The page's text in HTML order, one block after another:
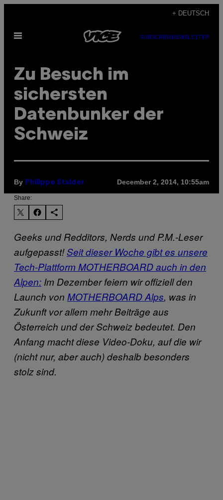
content
+ DEUTSCH
Open
SUBSCRIBENEWSLETTER
Zu Besuch im
sichersten
Datenbunker der
Schweiz
By Philippe Stalder December 2, 2014, 10:55am
Share:
Geeks und Redditors, Nerds und P.M.-Leser
aufgepasst!Seit dieser Woche gibt es unsere
Tech-Plattform MOTHERBOARD auch in den
Alpen: Im Dezember feiern wir offiziell den
Launch von MOTHERBOARD Alps, was in
Zukunft vor allem mehr Beiträge aus
Österreich und der Schweiz bedeutet. Den
Anfang macht diese Video-Doku, auf die wir
(nicht nur, aber auch) deshalb besonders
stolz sind.